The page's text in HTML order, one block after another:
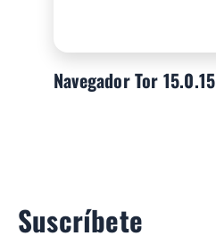
Navegador Tor 15.0.15
Suscríbete